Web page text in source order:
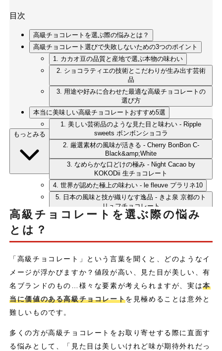
目次
高級チョコレートを選ぶ際の悩みとは？
高級チョコレート選びで失敗しないための3つのポイント
1. カカオ豆の品質と産地で選ぶ本物の味わい
2. ショコラティエの技術とこだわりが生み出す芸術
品
3. 用途や好みに合わせた最適な高級チョコレートの
選び方
本当に美味しい高級チョコレートおすすめ5選
1. 美しい芸術品のような見た目と味わい - Ripple
sweets ボンボンショコラ
2. 厳選素材の風味が活きる - Cherry BonBon C-
Black&amp;White
3. なめらかな口どけの極み - Night Cacao by
KOKODii 生チョコレート
4. 世界が認めた極上の味わい - le fleuve プラリネ10
5. 日本の風味と技が織りなす逸品 - きよ泉 京都のト
リュフチョコレート
まとめ：自分にぴったりの高級チョコレートを見つける喜び
もっとみる
高級チョコレートを選ぶ際の悩み
とは？
「高級チョコレート」という言葉を聞くと、どのようなイ
メージが浮かびますか？値段が高い、見た目が美しい、有
名ブランドのもの…様々な要素が考えられますが、実は本
当に価値のある高級チョコレートを見極めることは意外と
難しいものです。
多くの方が高級チョコレートをお取り寄せする際に直面す
る悩みとして、「見た目は美しいけれど味が期待外れだっ